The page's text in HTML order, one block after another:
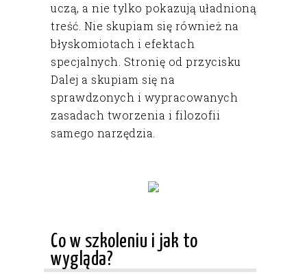
uczą, a nie tylko pokazują uładnioną
treść. Nie skupiam się również na
błyskomiotach i efektach
specjalnych. Stronię od przycisku
Dalej a skupiam się na
sprawdzonych i wypracowanych
zasadach tworzenia i filozofii
samego narzędzia.
Co w szkoleniu i jak to
wygląda?